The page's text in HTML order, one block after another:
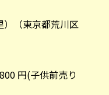
）（東京都荒川区
円(子供前売り